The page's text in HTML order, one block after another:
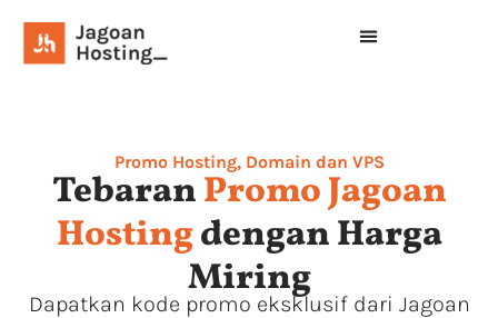
Promo Hosting, Domain dan VPS
TebaranPromo Jagoan
Hostingdengan Harga
Miring
Dapatkan kode promo eksklusif dari Jagoan